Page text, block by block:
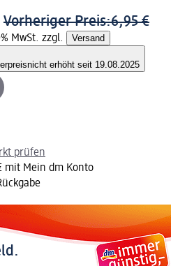
Vorheriger Preis:6,95 €
MwSt. zzgl. Versand
nicht erhöht seit 19.08.2025
prüfen
mit Mein dm Konto